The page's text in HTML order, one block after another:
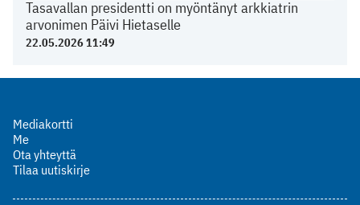
Tasavallan presidentti on myöntänyt arkkiatrin
arvonimen Päivi Hietaselle
22.05.2026 11:49
Mediakortti
Me
Ota yhteyttä
Tilaa uutiskirje